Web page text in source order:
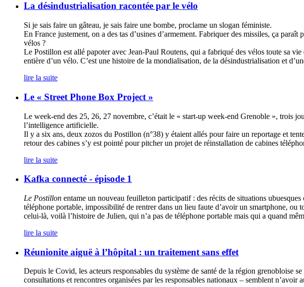
La désindustrialisation racontée par le vélo
Si je sais faire un gâteau, je sais faire une bombe, proclame un slogan féministe.
En France justement, on a des tas d’usines d’armement. Fabriquer des missiles, ça
vélos ?
Le Postillon est allé papoter avec Jean-Paul Routens, qui a fabriqué des vélos toute sa
entière d’un vélo. C’est une histoire de la mondialisation, de la désindustrialisation et
lire la suite
Le « Street Phone Box Project »
Le week-end des 25, 26, 27 novembre, c’était le « start-up week-end Grenoble », trois
l’intelligence artificielle.
Il y a six ans, deux zozos du Postillon (n°38) y étaient allés pour faire un reportage et
retour des cabines s’y est pointé pour pitcher un projet de réinstallation de cabines
lire la suite
Kafka connecté - épisode 1
Le Postillon entame un nouveau feuilleton participatif : des récits de situations
téléphone portable, impossibilité de rentrer dans un lieu faute d’avoir un smartphone, ou
celui-là, voilà l’histoire de Julien, qui n’a pas de téléphone portable mais qui a quand
lire la suite
Réunionite aiguë à l’hôpital : un traitement sans effet
Depuis le Covid, les acteurs responsables du système de santé de la région grenobloise
consultations et rencontres organisées par les responsables nationaux – semblent